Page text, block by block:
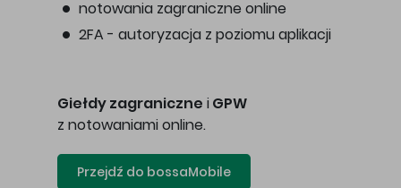
notowania zagraniczne online
2FA - autoryzacja z poziomu aplikacji
Giełdy zagraniczne i GPW
z notowaniami online.
Przejdź do bossaMobile